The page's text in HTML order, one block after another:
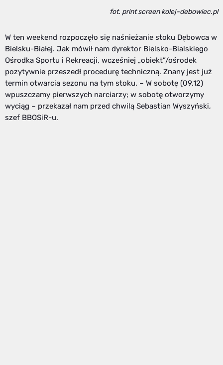
fot. print screen kolej-debowiec.pl
W ten weekend rozpoczęło się naśnieżanie stoku Dębowca w
Bielsku-Białej. Jak mówił nam dyrektor Bielsko-Bialskiego
Ośrodka Sportu i Rekreacji, wcześniej „obiekt”/ośrodek
pozytywnie przeszedł procedurę techniczną. Znany jest już
termin otwarcia sezonu na tym stoku. – W sobotę (09.12)
wpuszczamy pierwszych narciarzy; w sobotę otworzymy
wyciąg – przekazał nam przed chwilą Sebastian Wyszyński,
szef BBOSiR-u.